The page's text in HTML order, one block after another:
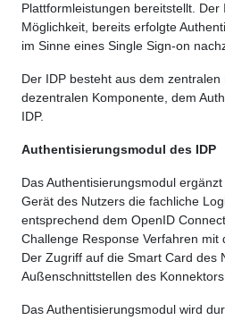
Plattformleistungen bereitstellt.
Möglichkeit, bereits erfolgte
im Sinne eines Single Sign-on
Der IDP besteht aus dem
dezentralen Komponente, dem
IDP.
Authentisierungsmodul des IDP
Das Authentisierungsmodul
Gerät des Nutzers die fachliche
entsprechend dem OpenID
Challenge Response Verfahren mit
Der Zugriff auf die Smart Card des
Außenschnittstellen des Konnektors.
Das Authentisierungsmodul wird